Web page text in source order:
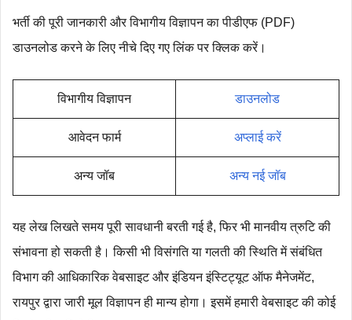
भर्ती की पूरी जानकारी और विभागीय विज्ञापन का पीडीएफ (PDF)
डाउनलोड करने के लिए नीचे दिए गए लिंक पर क्लिक करें।
विभागीय विज्ञापन डाउनलोड
आवेदन फार्म अप्लाई करें
अन्य जॉब अन्य नई जॉब
यह लेख लिखते समय पूरी सावधानी बरती गई है, फिर भी मानवीय त्रुटि की
संभावना हो सकती है। किसी भी विसंगति या गलती की स्थिति में संबंधित
विभाग की आधिकारिक वेबसाइट और इंडियन इंस्टिट्यूट ऑफ मैनेजमेंट,
रायपुर द्वारा जारी मूल विज्ञापन ही मान्य होगा। इसमें हमारी वेबसाइट की कोई